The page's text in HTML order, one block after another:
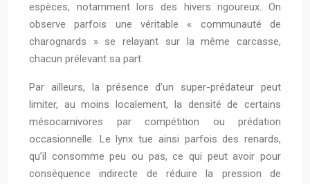
espèces, notamment lors des hivers rigoureux. On
observe parfois une véritable « communauté de
charognards » se relayant sur la même carcasse,
chacun prélevant sa part.
Par ailleurs, la présence d’un super-prédateur peut
limiter, au moins localement, la densité de certains
mésocarnivores par compétition ou prédation
occasionnelle. Le lynx tue ainsi parfois des renards,
qu’il consomme peu ou pas, ce qui peut avoir pour
conséquence indirecte de réduire la pression de